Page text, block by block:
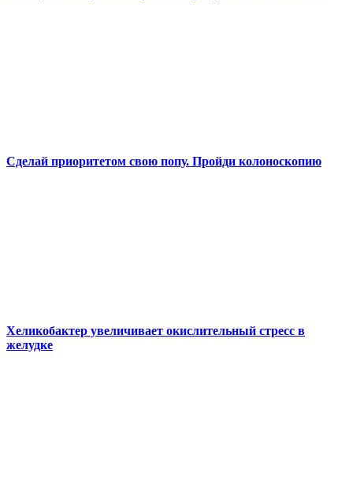
Сделай приоритетом свою попу. Пройди колоноскопию
Хеликобактер увеличивает окислительный стресс в
желудке